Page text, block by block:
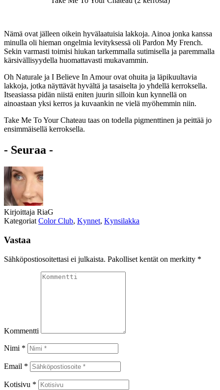
Nämä ovat jälleen oikein hyvälaatuisia lakkoja. Ainoa jonka kanssa
minulla oli hieman ongelmia levityksessä oli Pardon My French.
Sekin varmasti toimisi hiukan tarkemmalla sutimisella ja paremmalla
kärsivällisyydella huomattavasti mukavammin.
Oh Naturale ja I Believe In Amour ovat ohuita ja läpikuultavia
lakkoja, jotka näyttävät hyvältä ja tasaiselta jo yhdellä kerroksella.
Itseasiassa pidän niistä eniten juurin silloin kun kynnellä on
ainoastaan yksi kerros ja kuvaankin ne vielä myöhemmin niin.
Take Me To Your Chateau taas on todella pigmenttinen ja peittää jo
ensimmäisellä kerroksella.
- Seuraa -
Kirjoittaja RiaG
Kategoriat Color Club, Kynnet, Kynsilakka
Vastaa
Sähköpostiosoitettasi ei julkaista. Pakolliset kentät on merkitty *
Kommentti
Nimi *
Email *
Kotisivu *